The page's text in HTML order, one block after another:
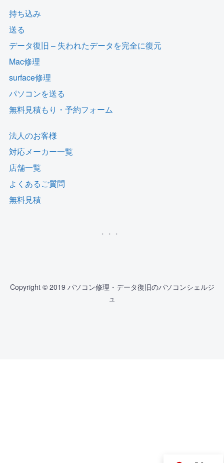
持ち込み
送る
データ復旧 – 失われたデータを完全に復元
Mac修理
surface修理
パソコンを送る
無料見積もり・予約フォーム
法人のお客様
対応メーカー一覧
店舗一覧
よくあるご質問
無料見積
Copyright © 2019 パソコン修理・データ復旧のパソコンシェルジ
ュ